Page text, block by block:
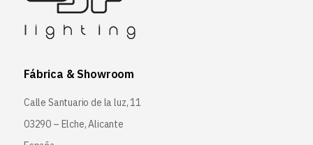
Fábrica & Showroom
Calle Santuario de la luz, 11
03290 – Elche, Alicante